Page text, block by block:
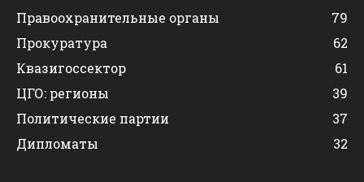
Правоохранительные органы
79
Прокуратура
62
Квазигоссектор
61
ЦГО: регионы
39
Политические партии
37
Дипломаты
32